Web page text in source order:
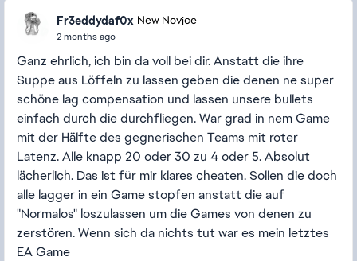
Fr3eddydaf0x New Novice
2 months ago
Ganz ehrlich, ich bin da voll bei dir. Anstatt die ihre
Suppe aus Löffeln zu lassen geben die denen ne super
schöne lag compensation und lassen unsere bullets
einfach durch die durchfliegen. War grad in nem Game
mit der Hälfte des gegnerischen Teams mit roter
Latenz. Alle knapp 20 oder 30 zu 4 oder 5. Absolut
lächerlich. Das ist für mir klares cheaten. Sollen die doch
alle lagger in ein Game stopfen anstatt die auf
"Normalos" loszulassen um die Games von denen zu
zerstören. Wenn sich da nichts tut war es mein letztes
EA Game